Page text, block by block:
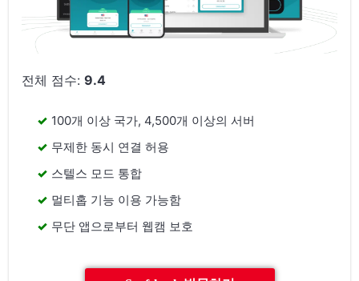
전체 점수:9.4
100개 이상 국가, 4,500개 이상의 서버
무제한 동시 연결 허용
스텔스 모드 통합
멀티홉 기능 이용 가능함
무단 앱으로부터 웹캠 보호